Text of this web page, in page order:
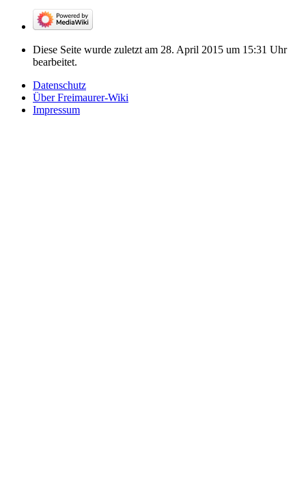
Diese Seite wurde zuletzt am 28. April 2015 um 15:31 Uhr
bearbeitet.
Datenschutz
Über Freimaurer-Wiki
Impressum